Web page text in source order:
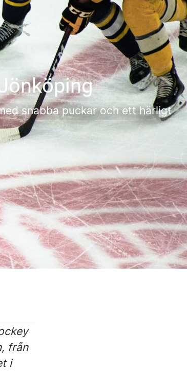
snabba puckar och ett härligt
från
i